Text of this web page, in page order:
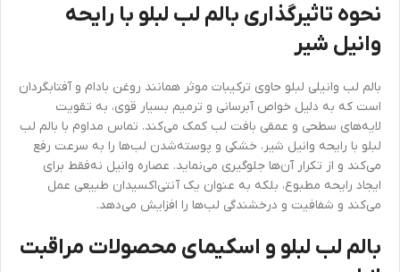
نحوه تاثیرگذاری بالم لب لبلو با رایحه
وانیل شیر
بالم لب وانیلی لبلو حاوی ترکیبات موثر همانند روغن بادام و آفتابگردان
است که به دلیل خواص آبرسانی و ترمیم بسیار قوی، به تقویت
لایه‌های سطحی و عمقی بافت لب کمک می‌کند. تماس مداوم با بالم لب
لبلو با رایحه وانیل شیر، خشکی و پوسته‌شدن لب‌ها را به سرعت رفع
می‌کند و از تکرار آن‌ها جلوگیری می‌نماید. عصاره وانیل نه‌فقط برای
ایجاد رایحه مطبوع، بلکه به عنوان یک آنتی‌اکسیدان طبیعی عمل
می‌کند و شفافیت و درخشندگی لب‌ها را افزایش می‌دهد.
بالم لب لبلو و اسکیمای محصولات مراقبت